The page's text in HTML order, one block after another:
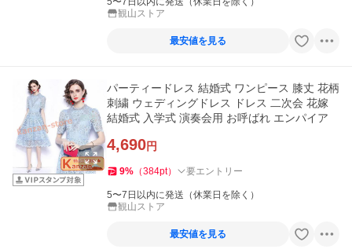
観山ストア
最安値を見る
パーティードレス 結婚式 ワンピース 膝丈 花柄
刺繍 ウェディングドレス ドレス 二次会 花嫁
結婚式 入学式 演奏会用 お呼ばれ エンパイア
4,690円
9% （384pt） 要エントリー
5〜7日以内に発送（休業日を除く）
観山ストア
最安値を見る